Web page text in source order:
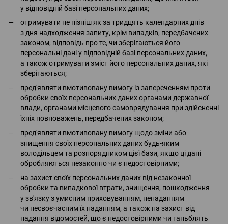
у відповідній базі персональних даних;
отримувати не пізніш як за тридцять календарних днів
з дня надходження запиту, крім випадків, передбачених
законом, відповідь про те, чи зберігаються його
персональні дані у відповідній базі персональних даних,
а також отримувати зміст його персональних даних, які
зберігаються;
пред'являти вмотивовану вимогу із запереченням проти
обробки своїх персональних даних органами державної
влади, органами місцевого самоврядування при здійсненні
їхніх повноважень, передбачених законом;
пред'являти вмотивовану вимогу щодо зміни або
знищення своїх персональних даних будь-яким
володільцем та розпорядником цієї бази, якщо ці дані
обробляються незаконно чи є недостовірними;
на захист своїх персональних даних від незаконної
обробки та випадкової втрати, знищення, пошкодження
у зв'язку з умисним приховуванням, ненаданням
чи несвоєчасним їх наданням, а також на захист від
надання відомостей, що є недостовірними чи ганьблять